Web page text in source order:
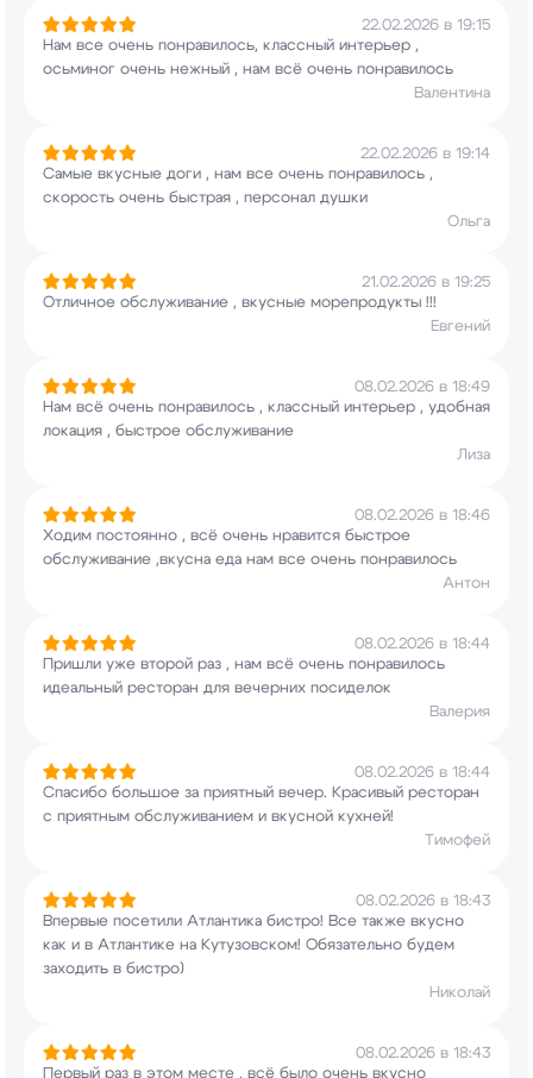
22.02.2026 в 19:15
Нам все очень понравилось, классный интерьер ,
осьминог очень нежный , нам всё очень понравилось
Валентина
22.02.2026 в 19:14
Самые вкусные доги , нам все очень понравилось ,
скорость очень быстрая , персонал душки
Ольга
21.02.2026 в 19:25
Отличное обслуживание , вкусные морепродукты !!!
Евгений
08.02.2026 в 18:49
Нам всё очень понравилось , классный интерьер , удобная
локация , быстрое обслуживание
Лиза
08.02.2026 в 18:46
Ходим постоянно , всё очень нравится быстрое
обслуживание ,вкусна еда нам все очень понравилось
Антон
08.02.2026 в 18:44
Пришли уже второй раз , нам всё очень понравилось
идеальный ресторан для вечерних посиделок
Валерия
08.02.2026 в 18:44
Спасибо большое за приятный вечер. Красивый ресторан
с приятным обслуживанием и вкусной кухней!
Тимофей
08.02.2026 в 18:43
Впервые посетили Атлантика бистро! Все также вкусно
как и в Атлантике на Кутузовском! Обязательно будем
заходить в бистро)
Николай
08.02.2026 в 18:43
Первый раз в этом месте , всё было очень вкусно